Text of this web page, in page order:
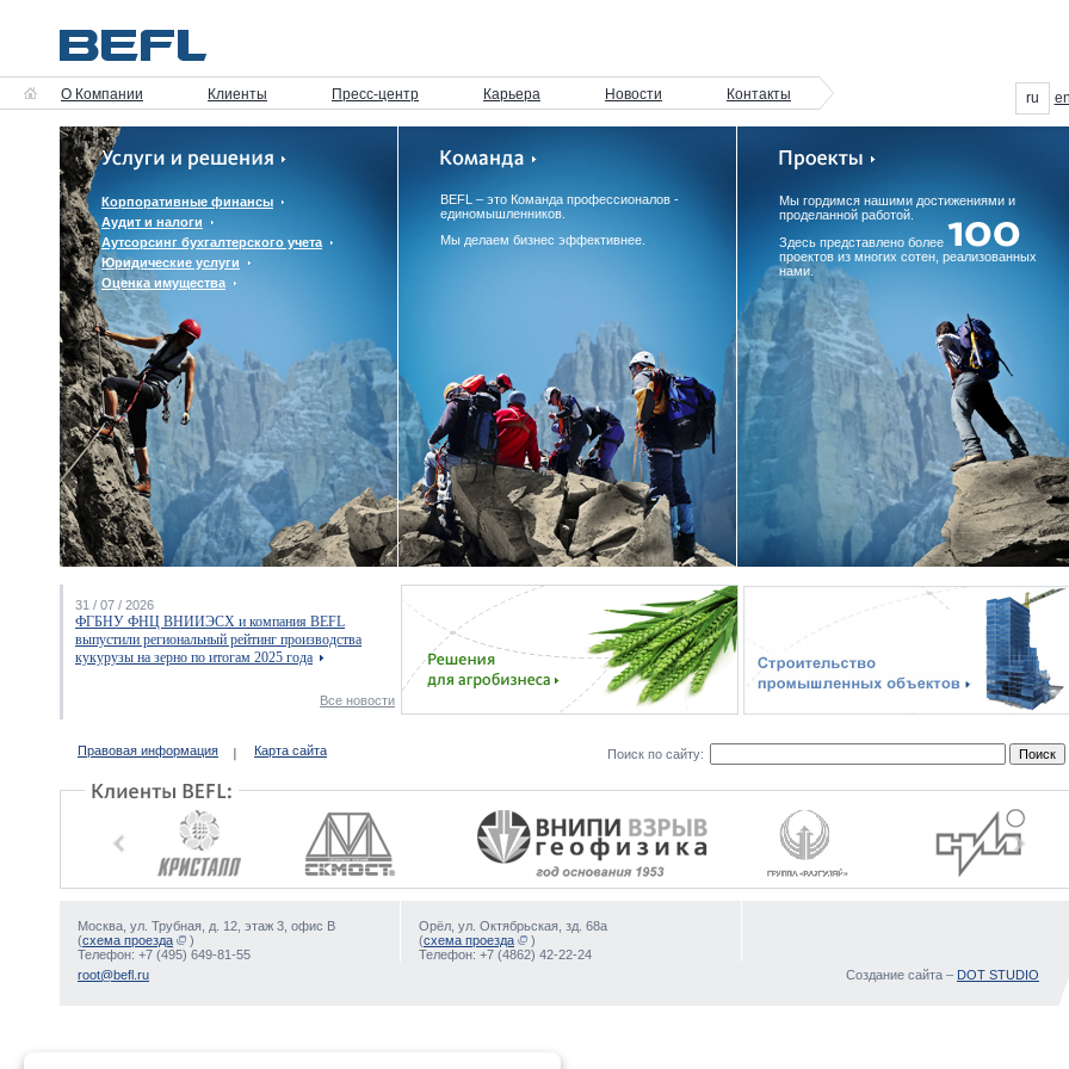
О Компании Клиенты Пресс-центр Карьера Новости Контакты ru
Корпоративные финансы
Аудит и налоги
Аутсорсинг бухгалтерского учета
Юридические услуги
Оценка имущества
BEFL – это Команда профессионалов -
единомышленников.
Мы делаем бизнес эффективнее.
Мы гордимся нашими достижениями и
проделанной работой.
Здесь представлено более
проектов из многих сотен, реализованных
нами.
31 / 07 / 2026
ФГБНУ ФНЦ ВНИИЭСХ и компания BEFL
выпустили региональный рейтинг производства
кукурузы на зерно по итогам 2025 года
Все новости
Правовая информация Карта сайта Поиск по сайту:
Москва, ул. Трубная, д. 12, этаж 3, офис В
(схема проезда
)
Телефон: +7 (495) 649-81-55
Орёл, ул. Октябрьская, зд. 68а
(схема проезда
)
Телефон: +7 (4862) 42-22-24
root@befl.ru
Создание сайта – DOT STUDIO